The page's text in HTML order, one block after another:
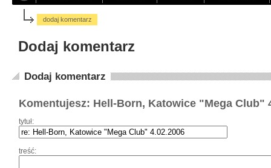
dodaj komentarz
Dodaj komentarz
Dodaj komentarz
Komentujesz: Hell-Born, Katowice "Mega Club"
tytuł:
treść: